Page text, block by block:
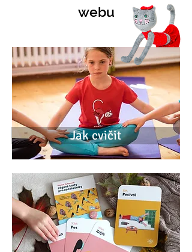
webu
Jak cvičit